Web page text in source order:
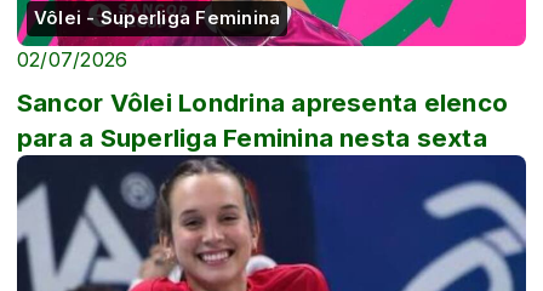
Vôlei - Superliga Feminina
02/07/2026
Sancor Vôlei Londrina apresenta elenco
para a Superliga Feminina nesta sexta